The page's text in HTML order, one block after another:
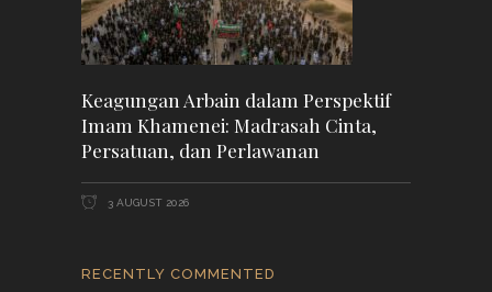
Keagungan Arbain dalam Perspektif
Imam Khamenei: Madrasah Cinta,
Persatuan, dan Perlawanan
3 AUGUST 2026
RECENTLY COMMENTED